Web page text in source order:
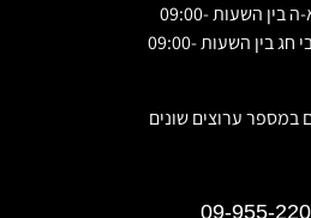
לרשותכם בימים א-ה בין השעות 09:00-
18:00 ובימי ו-וערבי חג בין השעות 09:00-
במספר ערוצים שונים